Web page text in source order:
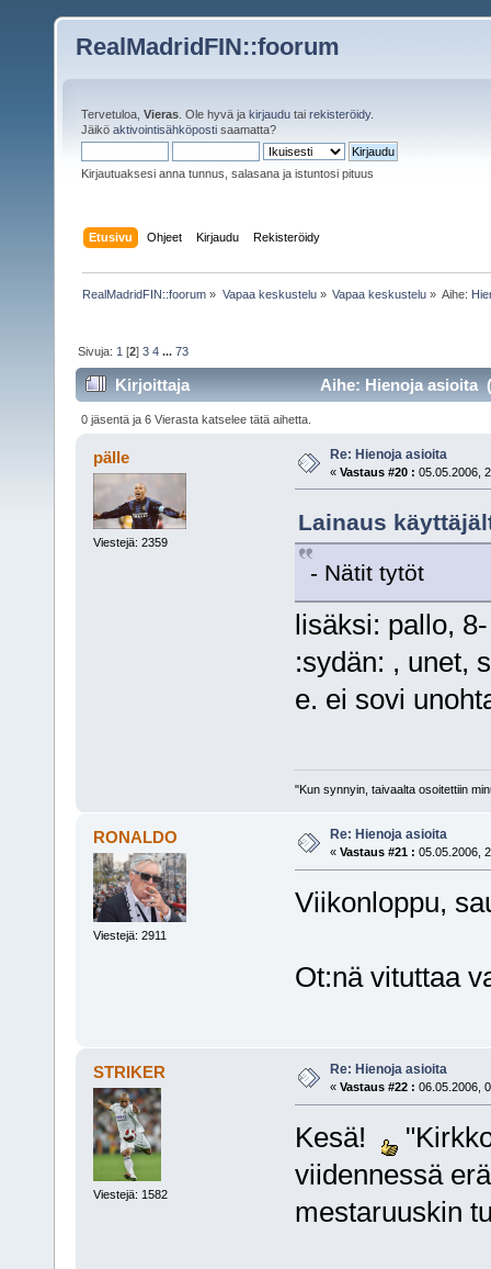
RealMadridFIN::foorum
Tervetuloa, Vieras . Ole hyvä ja kirjaudu tai rekisteröidy.
Jäikö aktivointisähköposti saamatta?
Kirjautuaksesi anna tunnus, salasana ja istuntosi pituus
Etusivu Ohjeet Kirjaudu Rekisteröidy
RealMadridFIN::foorum » Vapaa keskustelu» Vapaa keskustelu» Aihe:
Sivuja: 1 [2]3 4 ...73
Kirjoittaja Aihe: Hienoja asioita
0 jäsentä ja 6 Vierasta katselee tätä aihetta.
pälle
Viestejä: 2359
Re: Hienoja asioita
« Vastaus #20 : 05.05.2006,
Lainaus
- Nätit tytöt
lisäksi: pallo,
:sydän: , unet,
e. ei sovi
"Kun synnyin, taivaalta osoitettiin
RONALDO
Viestejä: 2911
Re: Hienoja asioita
« Vastaus #21 : 05.05.2006,
Viikonloppu,
Ot:nä vituttaa
STRIKER
Viestejä: 1582
Re: Hienoja asioita
« Vastaus #22 : 06.05.2006,
Kesä!
viidennessä
mestaruuskin